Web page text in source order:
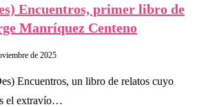
Encuentros, primer libro de
Manríquez Centeno
de 2025
Encuentros, un libro de relatos cuyo
el extravío…